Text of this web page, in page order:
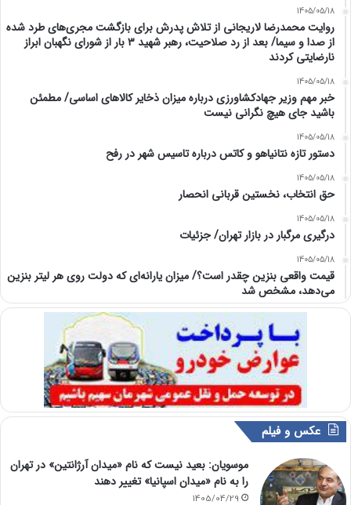
1405/05/18
روایت محمدرضا لاریجانی از تلاش پدرش برای بازگشت مجری‌های طرد شده
از صدا و سیما/ بعد از رد صلاحیت، رهبر شهید ۳ بار از شورای نگهبان ابراز
نارضایتی کردند
1405/05/18
خبر مهم وزیر جهادکشاورزی درباره میزان ذخایر کالاهای اساسی/ مطمئن
باشید جای هیچ نگرانی نیست
1405/05/18
دستور تازه نتانیاهو و کاتس درباره تاسیس شهر در رفح
1405/05/18
حق انتخاب، نخستین قربانی انحصار
1405/05/18
درگیری مرگبار در بازار تهران/ جزئیات
1405/05/18
قیمت واقعی بنزین چقدر است؟/ میزان یارانه‌ای که دولت روی هر لیتر بنزین
می‌دهد، مشخص شد
عکس و فیلم
موسویان: بعید نیست که نام «میدان آرژانتین» در تهران
را به نام «میدان اسپانیا» تغییر دهند
1405/04/29